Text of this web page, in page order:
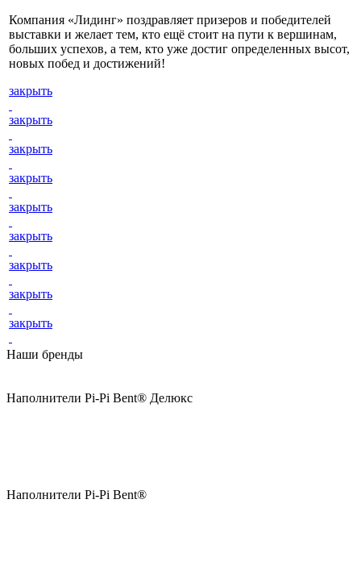
Компания «Лидинг» поздравляет призеров и победителей
выставки и желает тем, кто ещё стоит на пути к вершинам,
больших успехов, а тем, кто уже достиг определенных высот,
новых побед и достижений!
закрыть
закрыть
закрыть
закрыть
закрыть
закрыть
закрыть
закрыть
закрыть
Наши бренды
Наполнители Pi-Pi Bent® Делюкс
Наполнители Pi-Pi Bent®